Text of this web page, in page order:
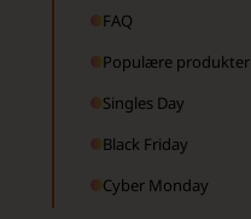
FAQ
Populære produkter
Singles Day
Black Friday
Cyber Monday